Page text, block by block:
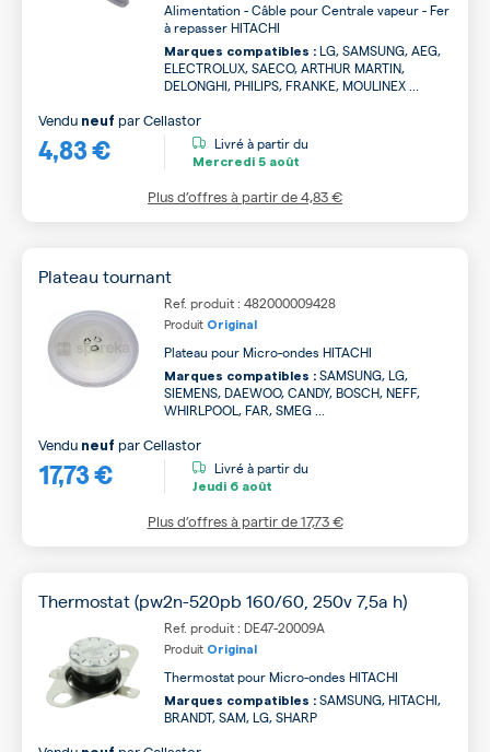
Alimentation - Câble pour Centrale vapeur - Fer
à repasser HITACHI
Marques compatibles : LG, SAMSUNG, AEG,
ELECTROLUX, SAECO, ARTHUR MARTIN,
DELONGHI, PHILIPS, FRANKE, MOULINEX ...
4,83 €
Vendu neuf parCellastor
Livré à partir du
Mercredi 5 août
Plus d’offres à partir de4,83 €
Plateau tournant
Ref. produit : 482000009428
Produit Original
Plateau pour Micro-ondes HITACHI
Marques compatibles : SAMSUNG, LG,
SIEMENS, DAEWOO, CANDY, BOSCH, NEFF,
WHIRLPOOL, FAR, SMEG ...
17,73 €
Vendu neuf parCellastor
Livré à partir du
Jeudi 6 août
Plus d’offres à partir de17,73 €
Thermostat (pw2n-520pb 160/60, 250v 7,5a h)
Ref. produit : DE47-20009A
Produit Original
Thermostat pour Micro-ondes HITACHI
Marques compatibles : SAMSUNG, HITACHI,
BRANDT, SAM, LG, SHARP